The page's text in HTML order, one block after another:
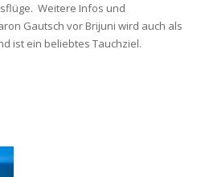
Weitere Infos und
Gautsch vor Brijuni wird auch als
ist ein beliebtes Tauchziel.